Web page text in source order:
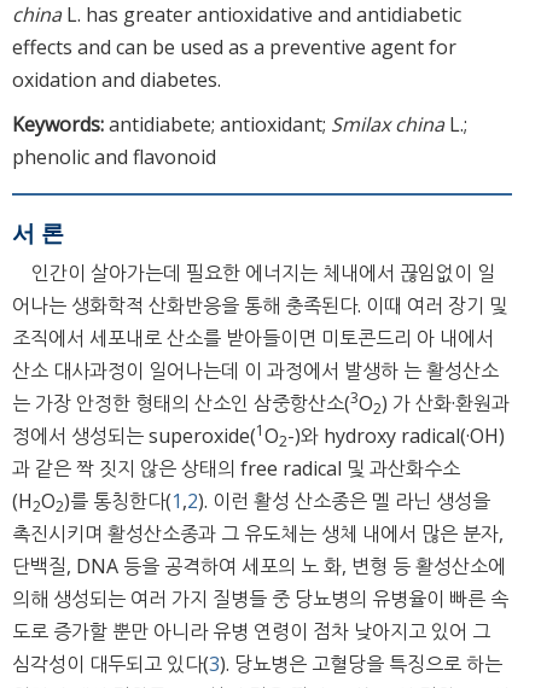
chinaL. has greater antioxidative and antidiabetic
effects and can be used as a preventive agent for
oxidation and diabetes.
Keywords:antidiabete; antioxidant; Smilax chinaL.;
phenolic and flavonoid
서 론
인간이 살아가는데 필요한 에너지는 체내에서 끊임없이 일
어나는 생화학적 산화반응을 통해 충족된다. 이때 여러 장기 및
조직에서 세포내로 산소를 받아들이면 미토콘드리 아 내에서
산소 대사과정이 일어나는데 이 과정에서 발생하 는 활성산소
는 가장 안정한 형태의 산소인 삼중항산소(3O2) 가 산화·환원과
정에서 생성되는 superoxide(1O2-)와 hydroxy radical(·OH)
과 같은 짝 짓지 않은 상태의 free radical 및 과산화수소
(H2O2)를 통칭한다(1,2). 이런 활성 산소종은 멜 라닌 생성을
촉진시키며 활성산소종과 그 유도체는 생체 내에서 많은 분자,
단백질, DNA 등을 공격하여 세포의 노 화, 변형 등 활성산소에
의해 생성되는 여러 가지 질병들 중 당뇨병의 유병율이 빠른 속
도로 증가할 뿐만 아니라 유병 연령이 점차 낮아지고 있어 그
심각성이 대두되고 있다(3). 당뇨병은 고혈당을 특징으로 하는